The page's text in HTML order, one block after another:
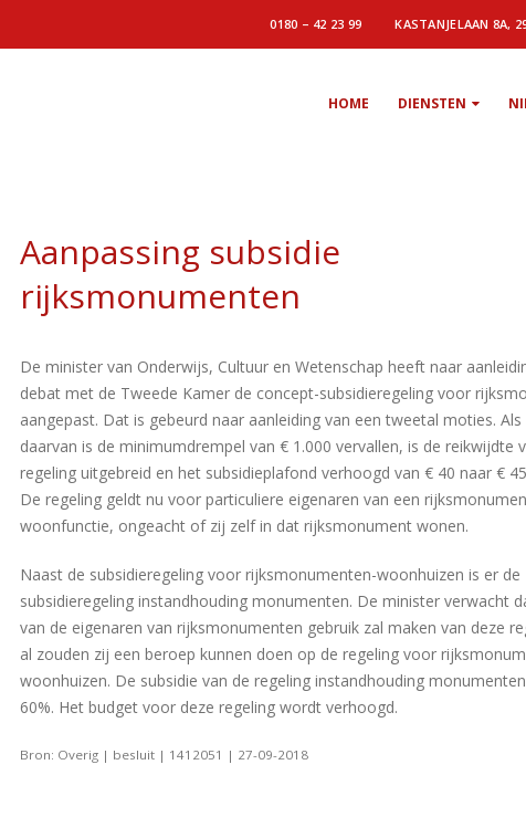
0180 – 42 23 99 KASTANJELAAN 8A,
HOME DIENSTEN
Aanpassing subsidie
rijksmonumenten
De minister van Onderwijs, Cultuur en Wetenschap heeft naar
debat met de Tweede Kamer de concept-subsidieregeling voor
aangepast. Dat is gebeurd naar aanleiding van een tweetal moties.
daarvan is de minimumdrempel van € 1.000 vervallen, is de reikwijdte
regeling uitgebreid en het subsidieplafond verhoogd van € 40 naar €
De regeling geldt nu voor particuliere eigenaren van een
woonfunctie, ongeacht of zij zelf in dat rijksmonument wonen.
Naast de subsidieregeling voor rijksmonumenten-woonhuizen is er de
subsidieregeling instandhouding monumenten. De minister verwacht
van de eigenaren van rijksmonumenten gebruik zal maken van deze
al zouden zij een beroep kunnen doen op de regeling voor
woonhuizen. De subsidie van de regeling instandhouding
60%. Het budget voor deze regeling wordt verhoogd.
Bron: Overig | besluit | 1412051 | 27-09-2018